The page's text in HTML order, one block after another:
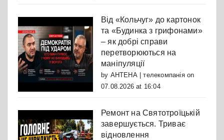
Від «Кольчуг» до картонок
та «Будинка з грифонами»
– як добрі справи
перетворюються на
маніпуляції
by АНТЕНА | телекомпаніяon
07.08.2026 at 16:04
Ремонт на Святотроїцькій
завершується. Триває
відновлення